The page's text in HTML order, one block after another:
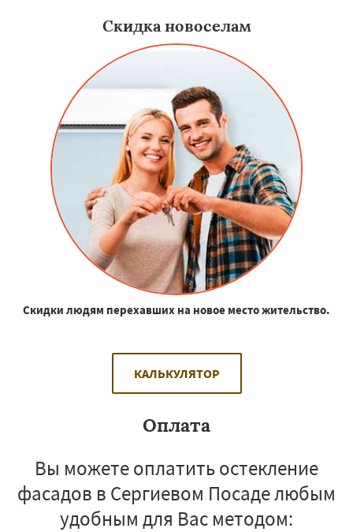
Скидка новоселам
Скидки людям перехавших на новое место жительство.
КАЛЬКУЛЯТОР
Оплата
Вы можете оплатить остекление
фасадов в Сергиевом Посаде любым
удобным для Вас методом: